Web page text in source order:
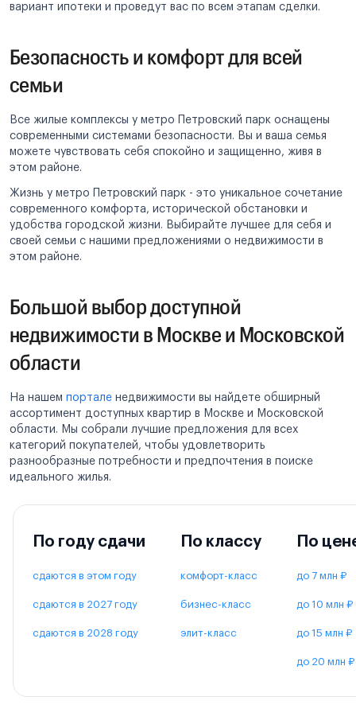
вариант ипотеки и проведут вас по всем этапам сделки.
Безопасность и комфорт для всей
семьи
Все жилые комплексы у метро Петровский парк оснащены
современными системами безопасности. Вы и ваша семья
можете чувствовать себя спокойно и защищенно, живя в
этом районе.
Жизнь у метро Петровский парк - это уникальное сочетание
современного комфорта, исторической обстановки и
удобства городской жизни. Выбирайте лучшее для себя и
своей семьи с нашими предложениями о недвижимости в
этом районе.
Большой выбор доступной
недвижимости в Москве и Московской
области
На нашем портале недвижимости вы найдете обширный
ассортимент доступных квартир в Москве и Московской
области. Мы собрали лучшие предложения для всех
категорий покупателей, чтобы удовлетворить
разнообразные потребности и предпочтения в поиске
идеального жилья.
По году сдачи
сдаются в этом году
сдаются в 2027 году
сдаются в 2028 году
По классу
комфорт-класс
бизнес-класс
элит-класс
По
до 7 млн ₽
до 10 млн ₽
до 15 млн ₽
до 20 млн ₽